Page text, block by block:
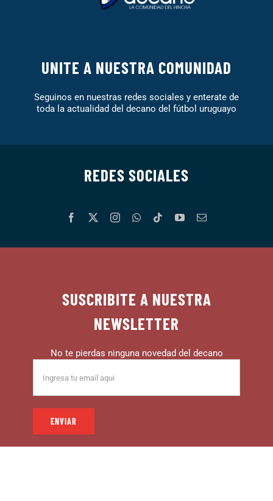
UNITE A NUESTRA COMUNIDAD
Seguinos en nuestras redes sociales y enterate de
toda la actualidad del decano del fútbol uruguayo
REDES SOCIALES
SUSCRIBITE A NUESTRA
NEWSLETTER
No te pierdas ninguna novedad del decano